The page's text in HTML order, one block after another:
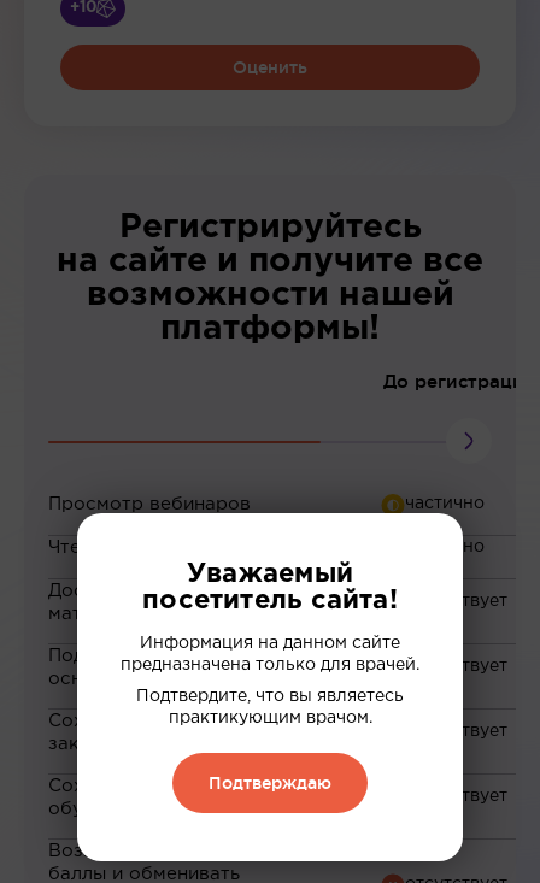
+10
Оценить
Регистрируйтесь
на сайте и получите все
возможности нашей
платформы!
До регистрации
Просмотр вебинаров
Чтение статей
Доступ к закрытым
материалам
Подборка материалов на
основе ваших интересов
Сохранение материалов в
закладки
Сохранение прогресса по
обучению
Возможность зарабатывать
баллы и обменивать
Уважаемый
посетитель сайта!
Информация на данном сайте
предназначена только для врачей.
Подтвердите, что вы являетесь
практикующим врачом.
Подтверждаю